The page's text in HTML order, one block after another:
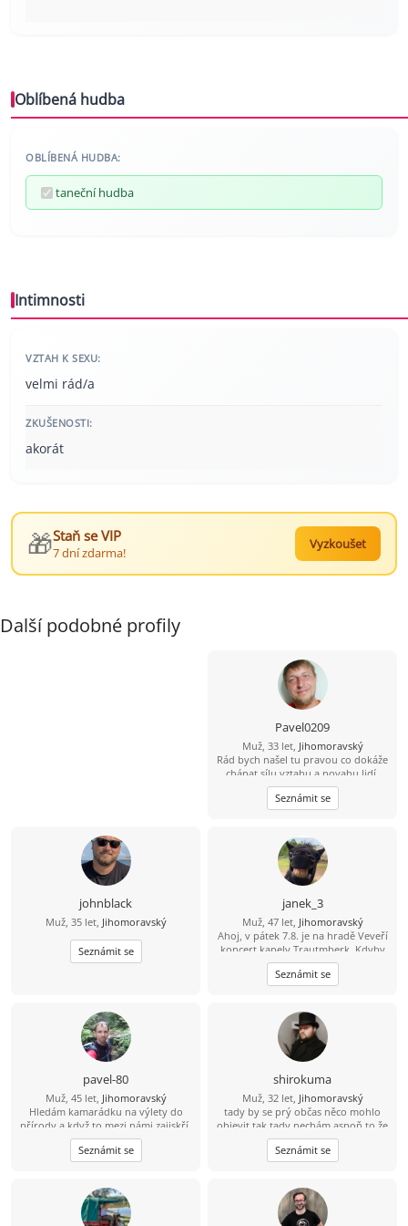
Oblíbená hudba
OBLÍBENÁ HUDBA:
taneční hudba
Intimnosti
VZTAH K SEXU:
velmi rád/a
ZKUŠENOSTI:
akorát
🎁Staň se VIP
7 dní zdarma!
Vyzkoušet
Další podobné profily
Pavel0209
Muž, 33 let, Jihomoravský
Rád bych našel tu pravou co dokáže
chápat sílu vztahu a povahu lidí.
Seznámit se
johnblack
Muž, 35 let, Jihomoravský
Seznámit se
janek_3
Muž, 47 let, Jihomoravský
Ahoj, v pátek 7.8. je na hradě Veveří
koncert kapely Trautmberk. Kdyby
se Ti chtělo, tak mám na Wats Appu
čerstvou fotku :-) 773 908 225 Jan
Seznámit se
pavel-80
Muž, 45 let, Jihomoravský
Hledám kamarádku na výlety do
přírody a když to mezi námi zajiskří,
tak můžeme zkusit společnou cestu
životem.
Seznámit se
shirokuma
Muž, 32 let, Jihomoravský
tady by se prý občas něco mohlo
objevit tak tady nechám aspoň to že
jsem divná osoba :D
Seznámit se